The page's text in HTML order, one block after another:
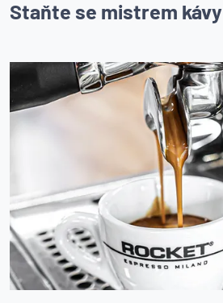
Staňte se mistrem kávy